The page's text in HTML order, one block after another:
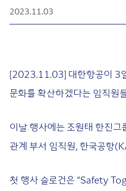
2023.11.03
[2023.11.03] 대한항공이 3
문화를 확산하겠다는 임직원
이날 행사에는 조원태 한진그
관계 부서 임직원, 한국공항
첫 행사 슬로건은 “Safety